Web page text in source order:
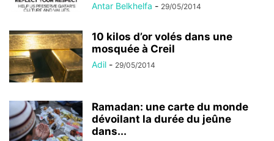
Antar Belkhelfa - 29/05/2014
10 kilos d’or volés dans une
mosquée à Creil
Adil - 29/05/2014
Ramadan: une carte du monde
dévoilant la durée du jeûne
dans...